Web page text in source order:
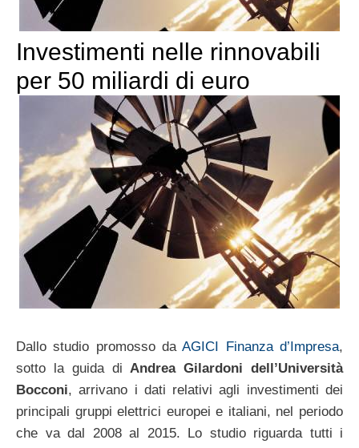
Investimenti nelle rinnovabili
per 50 miliardi di euro
Dallo studio promosso daAGICI Finanza d’Impresa,
sotto la guida di Andrea Gilardoni dell’Università
Bocconi, arrivano i dati relativi agli investimenti dei
principali gruppi elettrici europei e italiani, nel periodo
che va dal 2008 al 2015. Lo studio riguarda tutti i